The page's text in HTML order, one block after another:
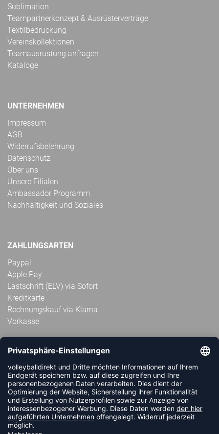
Sublimation
Teampartnerkonzept & Ausrüsterverträge
Textilbedruckung
Vereinskollektionen
Teamausrüstung anfragen
Kataloge
UNTERNEHMEN
Impressum
AGB
Widerrufsbelehrung
Datenschutz
Über uns
Unsere Filialen
Ambassador Programm
Nachhaltigkeit und Soziales
ZAHLUNGSARTEN
Paypal
Apple Pay
Lastschrift (ELV) via Sofort
Kreditkarte
Rechnungskauf via Klarna
Vorkasse
ABONNIERE JETZT DEN KOSTENLOSEN
VOLLEYBALLDIREKT-NEWSLETTER UND VERPASSE KEINE
NEUIGKEIT ODER AKTION MEHR.
JETZT ANMELDEN